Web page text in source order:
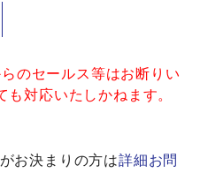
のセールス等はお断りい
対応いたしかねます。
お決まりの方は詳細お問